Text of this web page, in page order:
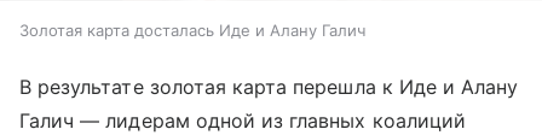
Золотая карта досталась Иде и Алану Галич
В результате золотая карта перешла к Иде и Алану
Галич — лидерам одной из главных коалиций